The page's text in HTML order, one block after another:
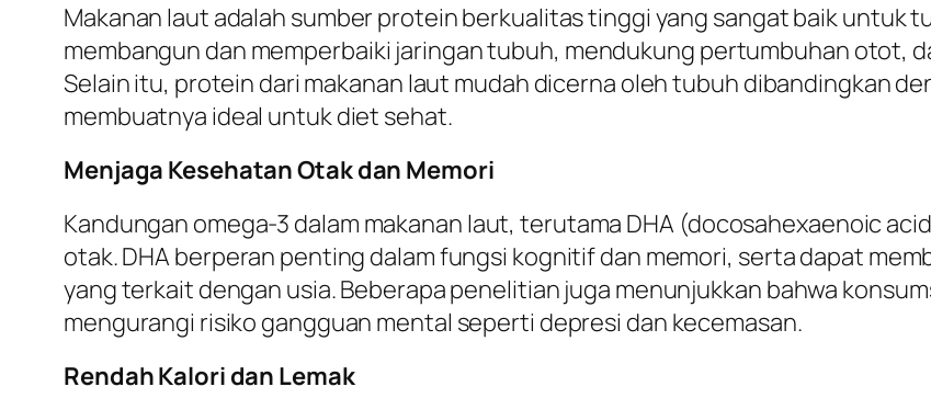
Makanan laut adalah sumber protein berkualitas tinggi yang sangat baik untuk
membangun dan memperbaiki jaringan tubuh, mendukung pertumbuhan otot,
Selain itu, protein dari makanan laut mudah dicerna oleh tubuh dibandingkan
membuatnya ideal untuk diet sehat.
Menjaga Kesehatan Otak dan Memori
Kandungan omega-3 dalam makanan laut, terutama DHA (docosahexaenoic
otak. DHA berperan penting dalam fungsi kognitif dan memori, serta dapat
yang terkait dengan usia. Beberapa penelitian juga menunjukkan bahwa
mengurangi risiko gangguan mental seperti depresi dan kecemasan.
Rendah Kalori dan Lemak